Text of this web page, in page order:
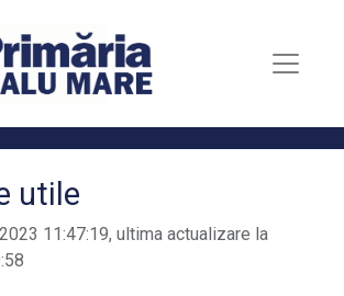
utile
11:47:19, ultima actualizare la